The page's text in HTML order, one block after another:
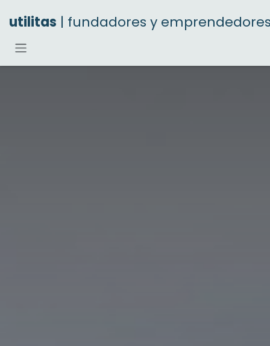
utilitas | fundadores y